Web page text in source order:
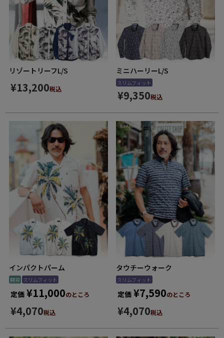
リゾートリーフL/S
¥13,200税込
ミニハーリーL/S
スリムフィット
¥9,350税込
インパクトパーム
開襟 スリムフィット
定価 ¥11,000のところ
¥4,070税込
タウチーウォーク
スリムフィット
定価 ¥7,590のところ
¥4,070税込